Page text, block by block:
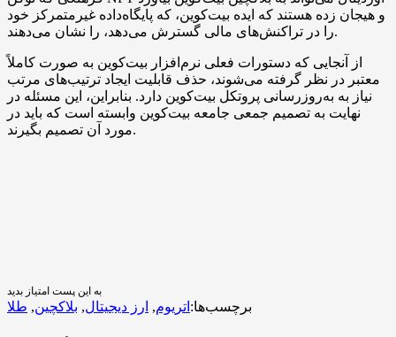
و هیجان زده هستند که ایده بیت‌کوین، که پایگاه‌داده غیرمتمرکز خود
را در تراکنش‌های مالی گسترش می‌دهد، را نشان می‌دهند.
از آنجایی که دستورات فعلی نرم‌افزار بیت‌کوین به صورت کاملاً
معتبر در نظر گرفته می‌شوند، حذف قابلیت ایجاد ترتیب‌های مرتب
نیاز به به‌روزرسانی پروتکل بیت‌کوین دارد. بنابراین، این مسئله در
نهایت به تصمیم جمعی جامعه بیت‌کوین وابسته است که باید در
مورد آن تصمیم بگیرند.
به این پست امتیاز بدید
برچسب‌ها: اتریوم, ارز دیجیتال, بلاکچین, طلا